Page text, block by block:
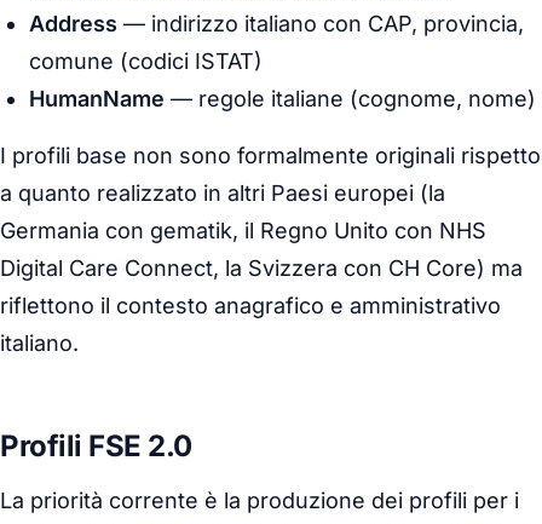
Address — indirizzo italiano con CAP, provincia,
comune (codici ISTAT)
HumanName — regole italiane (cognome, nome)
I profili base non sono formalmente originali rispetto
a quanto realizzato in altri Paesi europei (la
Germania con gematik, il Regno Unito con NHS
Digital Care Connect, la Svizzera con CH Core) ma
riflettono il contesto anagrafico e amministrativo
italiano.
Profili FSE 2.0
La priorità corrente è la produzione dei profili per i